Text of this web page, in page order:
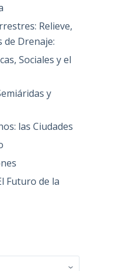
Relieve,
de Drenaje:
Sociales y el
y
las Ciudades
Futuro de la